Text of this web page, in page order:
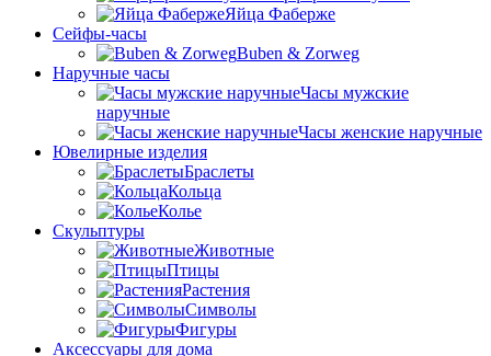
Яйца Фаберже
Сейфы-часы
Buben & Zorweg
Наручные часы
Часы мужские
наручные
Часы женские наручные
Ювелирные изделия
Браслеты
Кольца
Колье
Скульптуры
Животные
Птицы
Растения
Символы
Фигуры
Аксессуары для дома